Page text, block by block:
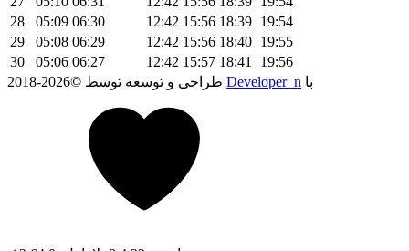
28
05:09 06:30 12:42 15:56 18:39 19:54
29
05:08 06:29 12:42 15:56 18:40 19:55
30
05:06 06:27 12:42 15:57 18:41
19:56
Developer_n با